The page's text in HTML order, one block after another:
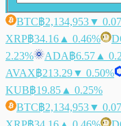
BTC฿2,134,953▼
XRP฿34.16 ▲ 0.46%
2.23%
ADA฿6.57 ▲
AVAX฿213.29▼ 0.50%
KUB฿19.85 ▲ 0.25%
BTC฿2,134,953▼